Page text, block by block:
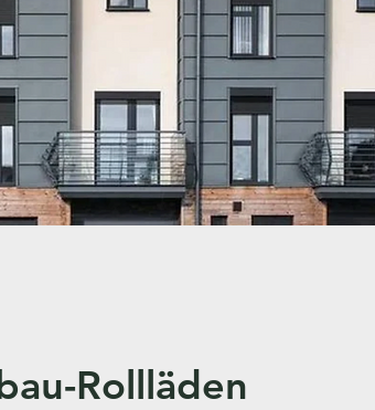
Rollläden